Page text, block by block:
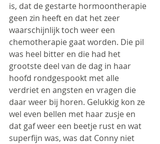
is, dat de gestarte hormoontherapie
geen zin heeft en dat het zeer
waarschijnlijk toch weer een
chemotherapie gaat worden. Die pil
was heel bitter en die had het
grootste deel van de dag in haar
hoofd rondgespookt met alle
verdriet en angsten en vragen die
daar weer bij horen. Gelukkig kon ze
wel even bellen met haar zusje en
dat gaf weer een beetje rust en wat
superfijn was, was dat Conny niet